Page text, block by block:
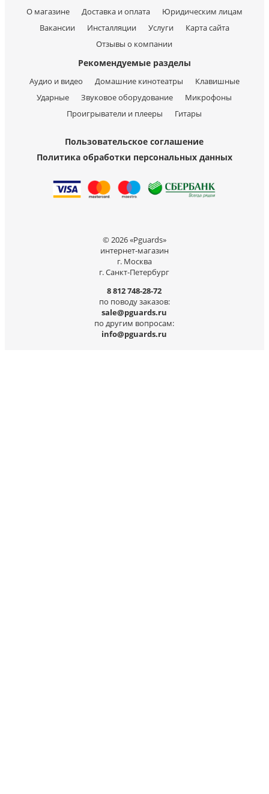
О магазине Доставка и оплата
Юридическим лицам
Вакансии
Инсталляции Услуги
Карта сайта
Отзывы о компании
Рекомендуемые разделы
Аудио и видео Домашние кинотеатры
Клавишные
Ударные
Звуковое оборудование
Микрофоны
Проигрыватели и плееры
Гитары
Пользовательское соглашение
Политика обработки персональных данных
© 2026 «Pguards»
интернет-магазин
г. Москва
г. Санкт-Петербург
8 812 748-28-72
по поводу заказов:
sale@pguards.ru
по другим вопросам:
info@pguards.ru